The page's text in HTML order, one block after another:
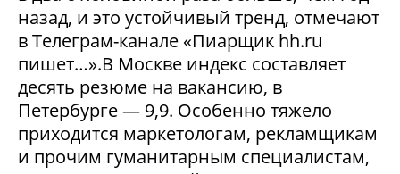
назад, и это устойчивый тренд, отмечают
в Телеграм-канале «Пиарщик hh.ru
пишет…».В Москве индекс составляет
десять резюме на вакансию, в
Петербурге — 9,9. Особенно тяжело
приходится маркетологам, рекламщикам
и прочим гуманитарным специалистам,